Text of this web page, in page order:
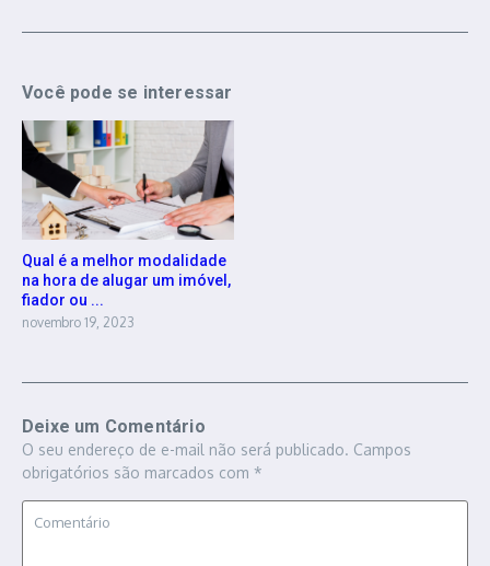
Você pode se interessar
Qual é a melhor modalidade
na hora de alugar um imóvel,
fiador ou ...
novembro 19, 2023
Deixe um Comentário
O seu endereço de e-mail não será publicado. Campos
obrigatórios são marcados com *